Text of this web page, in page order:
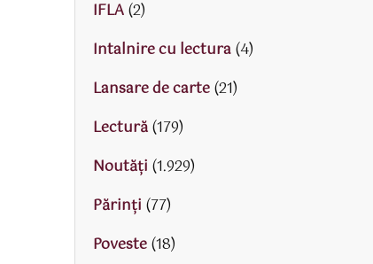
IFLA(2)
Intalnire cu lectura(4)
Lansare de carte(21)
Lectură(179)
Noutăți (1.929)
Părinţi (77)
Poveste(18)